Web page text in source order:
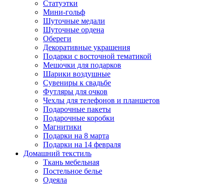
Статуэтки
Мини-гольф
Шуточные медали
Шуточные ордена
Обереги
Декоративные украшения
Подарки с восточной тематикой
Мешочки для подарков
Шарики воздушные
Сувениры к свадьбе
Футляры для очков
Чехлы для телефонов и планшетов
Подарочные пакеты
Подарочные коробки
Магнитики
Подарки на 8 марта
Подарки на 14 февраля
Домашний текстиль
Ткань мебельная
Постельное белье
Одеяла